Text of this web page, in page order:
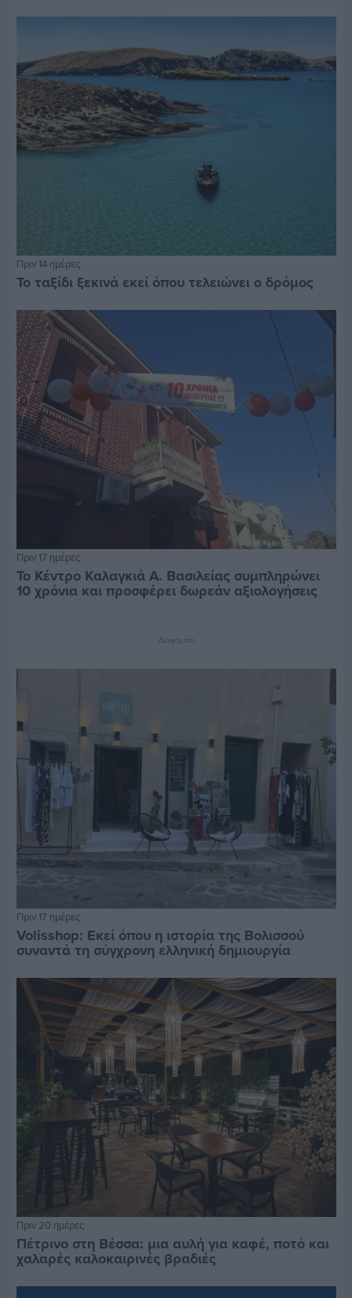
Πριν 14 ημέρες
Το ταξίδι ξεκινά εκεί όπου τελειώνει ο δρόμος
Πριν 17 ημέρες
Το Κέντρο Καλαγκιά Α. Βασιλείας συμπληρώνει
10 χρόνια και προσφέρει δωρεάν αξιολογήσεις
Διαφήμιση
Πριν 17 ημέρες
Volisshop: Εκεί όπου η ιστορία της Βολισσού
συναντά τη σύγχρονη ελληνική δημιουργία
Πριν 20 ημέρες
Πέτρινο στη Βέσσα: μια αυλή για καφέ, ποτό και
χαλαρές καλοκαιρινές βραδιές